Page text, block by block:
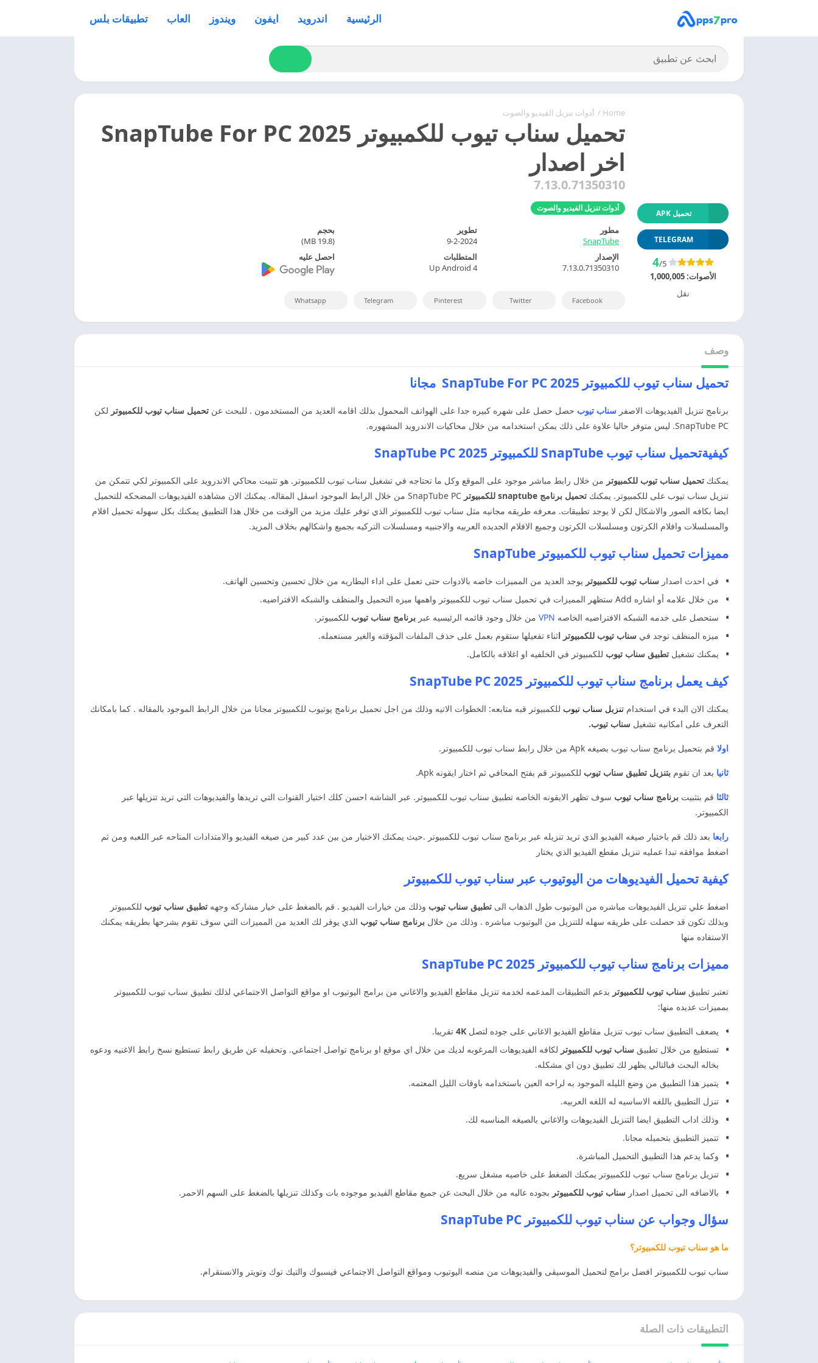
الرئيسية اندرويد ايفون ويندوز العاب تطبيقات بلس
Home
/ أدوات تنزيل الفيديو والصوت
تحميل سناب تيوب للكمبيوتر 2025 SnapTube For PC
اخر اصدار
7.13.0.71350310
أدوات تنزيل الفيديو والصوت
تحميل APK
TELEGRAM
4/5
الأصوات:1,000,005
نقل
مطور
SnapTube
تطوير
9-2-2024
بحجم
(19.8 MB)
الإصدار
7.13.0.71350310
المتطلبات
Up Android 4
احصل عليه
Facebook
Twitter
Pinterest
Telegram
Whatsapp
وصف
تحميل سناب تيوب للكمبيوتر 2025 SnapTube For PC مجانا
برنامج تنزيل الفيديوهات الاصفر سناب تيوب حصل حصل على شهره كبيره جدا على الهواتف المحمول بذلك اقامه العديد من المستخدمون . للبحث عن تحميل سناب تيوب للكمبيوتر لكن
SnapTube PC. ليس متوفر حاليا علاوة على ذلك يمكن استخدامه من خلال محاكيات الاندرويد المشهوره.
كيفيةتحميل سناب تيوب SnapTube للكمبيوتر 2025 SnapTube PC
يمكنك تحميل سناب تيوب للكمبيوتر من خلال رابط مباشر موجود على الموقع وكل ما تحتاجه في تشغيل سناب تيوب للكمبيوتر. هو تثبيت محاكي الاندرويد على الكمبيوتر لكي تتمكن من
تنزيل سناب تيوب على للكمبيوتر. يمكنك تحميل برنامج snaptube للكمبيوتر
SnapTube PC من خلال الرابط الموجود اسفل المقاله. يمكنك الان مشاهده الفيديوهات المضحكه للتحميل
ايضا بكافه الصور والاشكال لكن لا يوجد تطبيقات. معرفه طريقه مجانيه مثل سناب تيوب للكمبيوتر الذي توفر عليك مزيد من الوقت من خلال هذا التطبيق يمكنك بكل سهوله تحميل افلام
والمسلسلات وافلام الكرتون ومسلسلات الكرتون وجميع الافلام الجديده العربيه والاجنبيه ومسلسلات التركيه بجميع واشكالهم بخلاف المزيد.
مميزات تحميل سناب تيوب للكمبيوتر SnapTube
في احدث اصدار سناب تيوب للكمبيوتر يوجد العديد من المميزات خاصه بالادوات حتى تعمل على اداء البطاريه من خلال تحسين وتحسين الهاتف.
من خلال علامه أو اشاره Add ستظهر المميزات في تحميل سناب تيوب للكمبيوتر واهمها ميزه التحميل والمنظف والشبكه الافتراضيه.
ستحصل على خدمه الشبكه الافتراضيه الخاصه VPN من خلال وجود قائمه الرئيسيه عبر برنامج سناب تيوب للكمبيوتر.
ميزه المنظف توجد في سناب تيوب للكمبيوتر اثناء تفعيلها ستقوم بعمل على حذف الملفات المؤقته والغير مستعمله.
يمكنك تشغيل تطبيق سناب تيوب للكمبيوتر في الخلفيه او اغلاقه بالكامل.
كيف يعمل برنامج سناب تيوب للكمبيوتر 2025 SnapTube PC
يمكنك الان البدء في استخدام تنزيل سناب تيوب للكمبيوتر قبه متابعه: الخطوات الاتيه وذلك من اجل تحميل برنامج يوتيوب للكمبيوتر مجانا من خلال الرابط الموجود بالمقاله . كما بامكانك
التعرف على امكانيه تشغيل سناب تيوب.
اولا قم بتحميل برنامج سناب تيوب بصيغه Apk من خلال رابط سناب تيوب للكمبيوتر.
ثانيا بعد ان تقوم بتنزيل تطبيق سناب تيوب للكمبيوتر قم بفتح المحافي ثم اختار ايقونه Apk.
ثالثا قم بتثبيت برنامج سناب تيوب سوف تظهر الايقونه الخاصه تطبيق سناب تيوب للكمبيوتر. عبر الشاشه احسن كلك اختيار القنوات التي تريدها والفيديوهات التي تريد تنزيلها عبر
الكمبيوتر.
رابعا بعد ذلك قم باختيار صيغه الفيديو الذي تريد تنزيله عبر برنامج سناب تيوب للكمبيوتر .حيث يمكنك الاختيار من بين عدد كبير من صيغه الفيديو والامتدادات المتاحه عبر اللعبه ومن ثم
اضغط موافقه تبدا عمليه تنزيل مقطع الفيديو الذي يختار
كيفية تحميل الفيديوهات من اليوتيوب عبر سناب تيوب للكمبيوتر
اضغط علي تنزيل الفيديوهات مباشره من اليوتيوب طول الذهاب الى تطبيق سناب تيوب وذلك من خيارات الفيديو . قم بالضغط على خيار مشاركه وجهه تطبيق سناب تيوب للكمبيوتر
وبذلك تكون قد حصلت على طريقه سهله للتنزيل من اليوتيوب مباشره . وذلك من خلال برنامج سناب تيوب الذي يوفر لك العديد من المميزات التي سوف تقوم بشرحها بطريقه يمكنك
الاستفاده منها
مميزات برنامج سناب تيوب للكمبيوتر 2025 SnapTube PC
تعتبر تطبيق سناب تيوب للكمبيوتر بدعم التطبيقات المدعمه لخدمه تنزيل مقاطع الفيديو والاغاني من برامج اليوتيوب او مواقع التواصل الاجتماعي لذلك تطبيق سناب تيوب للكمبيوتر
بمميزات عديده منها:
يضعف التطبيق سناب تيوب تنزيل مقاطع الفيديو الاغاني على جوده لتصل 4K تقريبا.
تستطيع من خلال تطبيق سناب تيوب للكمبيوتر لكافه الفيديوهات المرغوبه لديك من خلال اي موقع او برنامج تواصل اجتماعي. وتحفيله عن طريق رابط تستطيع نسخ رابط الاغنيه ودعوه
بخاله البحث فبالتالي يظهر لك تطبيق دون اي مشكله.
يتميز هذا التطبيق من وضع الليله الموجود به لراحه العين باستخدامه باوقات الليل المعتمه.
تنزل التطبيق باللغه الاساسيه له اللغه العربيه.
وذلك اداب التطبيق ايضا التنزيل الفيديوهات والاغاني بالصيغه المناسبه لك.
تتميز التطبيق بتحميله مجانا.
وكما يدعم هذا التطبيق التحميل المباشرة.
تنزيل برنامج سناب تيوب للكمبيوتر يمكنك الضغط على خاصيه مشغل سريع.
بالاضافه الى تحميل اصدار سناب تيوب للكمبيوتر بجوده عاليه من خلال البحث عن جميع مقاطع الفيديو موجوده بات وكذلك تنزيلها بالضغط على السهم الاحمر.
سؤال وجواب عن سناب تيوب للكمبيوتر SnapTube PC
ما هو سناب تيوب للكمبيوتر؟
سناب تيوب للكمبيوتر افضل برامج لتحميل الموسيقى والفيديوهات من منصه اليوتيوب ومواقع التواصل الاجتماعي فيسبوك والتيك توك وتويتر والانستقرام.
التطبيقات ذات الصلة